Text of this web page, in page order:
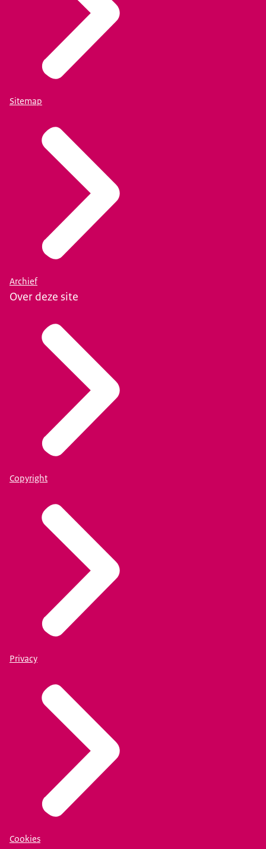
Sitemap
Archief
Over deze site
Copyright
Privacy
Cookies